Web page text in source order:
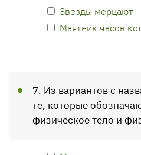
Звезды мерцают
Маятник часов
7. Из вариантов с
те, которые
физическое тело и